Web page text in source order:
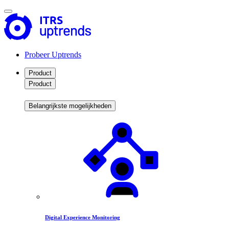
Probeer Uptrends
Product
Product
Belangrijkste mogelijkheden
Digital Experience Monitoring